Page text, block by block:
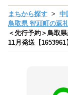
まちから探す 中
鳥取県 智頭町の返
＜先行予約＞鳥取
11月発送【1653961